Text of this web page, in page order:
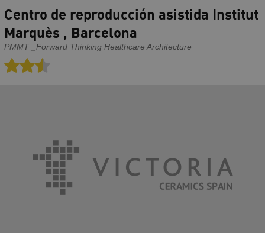
Centro de reproducción asistida Institut
Marquès , Barcelona
PMMT _Forward Thinking Healthcare Architecture